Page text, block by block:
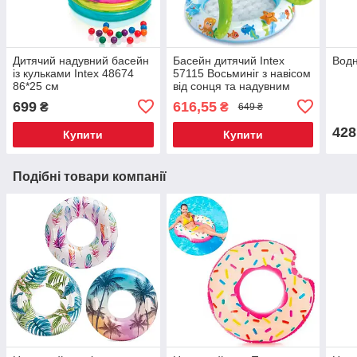
Дитячий надувний басейн
із кульками Intex 48674
86*25 см
699 ₴
Купити
Басейн дитячий Intex
57115 Восьминіг з навісом
від сонця та надувним
616,55₴ 649 ₴
Купити 428
Подібні товари компанії